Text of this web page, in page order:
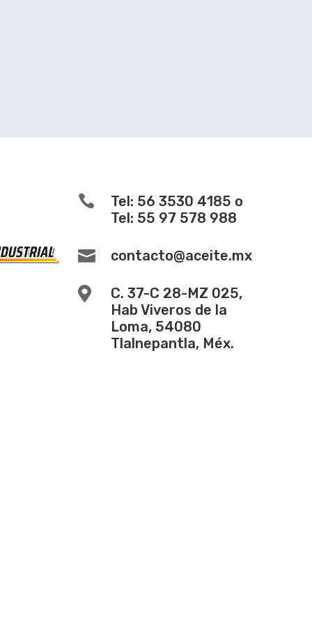

Tel: 56 3530 4185 o
Tel: 55 97 578 988
 contacto@aceite.mx

C. 37-C 28-MZ 025,
Hab Viveros de la
Loma, 54080
Tlalnepantla, Méx.